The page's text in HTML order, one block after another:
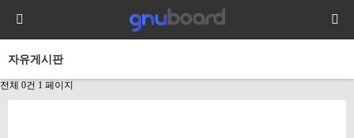
자유게시판
전체 0건 1 페이지